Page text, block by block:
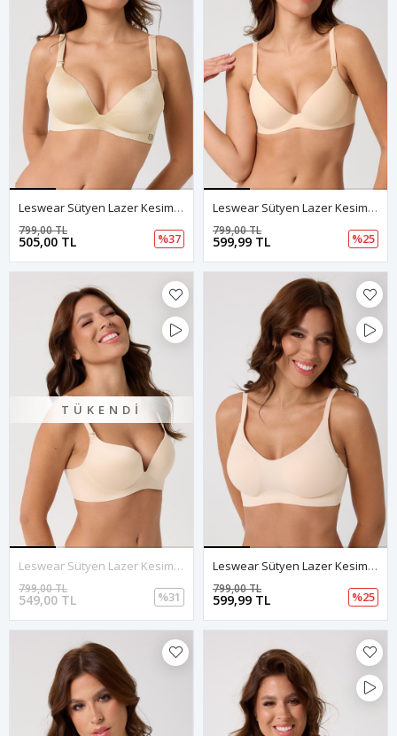
Leswear Sütyen Lazer Kesim Şampanya Sütyen - Dolgulu Sütyen - Askısı Çıkarılabilir
505,00 TL
799,00 TL
%37
Leswear Sütyen Lazer Kesim Ten Renk Sütyen - Dolgulu Sütyen - Askısı Çıkarılabilir
599,99 TL
799,00 TL
%25
TÜKENDI
Leswear Sütyen Lazer Kesim Ten Renk Sütyen - Dolgulu Sütyen - Askısı Çıkarılabilir
549,00 TL
799,00 TL
%31
Leswear Sütyen Lazer Kesim Ten Renk Sütyen – Görünmez Konfor
599,99 TL
799,00 TL
%25